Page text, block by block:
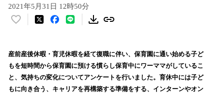
2021年5月31日 12時50分
い
！
数
を
読
産前産後休暇・育児休暇を経て復職に伴い、保育園に通い始める子ど
もを短時間から保育園に預ける慣らし保育中にワーママがしているこ
と、気持ちの変化についてアンケートを行いました。育休中には子ど
もに向き合う、キャリアを再構築する準備をする、インターンやオン